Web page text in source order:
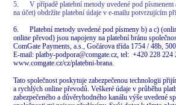
5. V případě platební metody uvedené pod písmenem
na účet) obdržíte platební údaje v e-mailu potvrzujícím
6. Platební metody uvedené pod písmeny b) a c)
online převod) jsou napojeny na platební bránu
ComGate Payments, a.s., Gočárova třída 1754 / 48b,
E-mail: platby-podpora@comgate.cz, tel: +420 228 224
www.comgate.cz/cz/platebni-brana.
Tato společnost poskytuje zabezpečenou technologii
a rychlých online převodů. Veškeré údaje v průběhu
zabezpečeného a důvěryhodného kanálu výše uvedené